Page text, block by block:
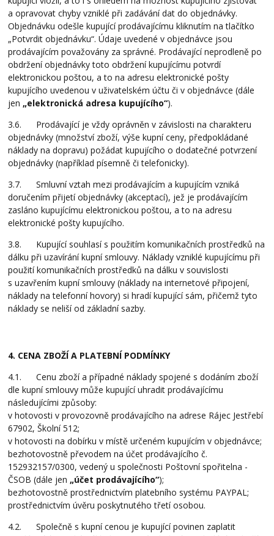
a opravovat chyby vzniklé při zadávání dat do objednávky.
Objednávku odešle kupující prodávajícímu kliknutím na tlačítko
„Potvrdit objednávku“. Údaje uvedené v objednávce jsou
prodávajícím považovány za správné. Prodávající neprodleně po
obdržení objednávky toto obdržení kupujícímu potvrdí
elektronickou poštou, a to na adresu elektronické pošty
kupujícího uvedenou v uživatelském účtu či v objednávce (dále
jen„elektronická adresa kupujícího“).
3.6. Prodávající je vždy oprávněn v závislosti na charakteru
objednávky (množství zboží, výše kupní ceny, předpokládané
náklady na dopravu) požádat kupujícího o dodatečné potvrzení
objednávky (například písemně či telefonicky).
3.7. Smluvní vztah mezi prodávajícím a kupujícím vzniká
doručením přijetí objednávky (akceptací), jež je prodávajícím
zasláno kupujícímu elektronickou poštou, a to na adresu
elektronické pošty kupujícího.
3.8. Kupující souhlasí s použitím komunikačních prostředků na
dálku při uzavírání kupní smlouvy. Náklady vzniklé kupujícímu při
použití komunikačních prostředků na dálku v souvislosti
s uzavřením kupní smlouvy (náklady na internetové připojení,
náklady na telefonní hovory) si hradí kupující sám, přičemž tyto
náklady se neliší od základní sazby.
4. CENA ZBOŽÍ A PLATEBNÍ PODMÍNKY
4.1. Cenu zboží a případné náklady spojené s dodáním zboží
dle kupní smlouvy může kupující uhradit prodávajícímu
následujícími způsoby:
v hotovosti v provozovně prodávajícího na adrese Rájec Jestřebí
67902, Školní 512;
v hotovosti na dobírku v místě určeném kupujícím v objednávce;
bezhotovostně převodem na účet prodávajícího č.
152932157/0300, vedený u společnosti Poštovní spořitelna -
ČSOB (dále jen„účet prodávajícího“);
bezhotovostně prostřednictvím platebního systému PAYPAL;
prostřednictvím úvěru poskytnutého třetí osobou.
4.2. Společně s kupní cenou je kupující povinen zaplatit